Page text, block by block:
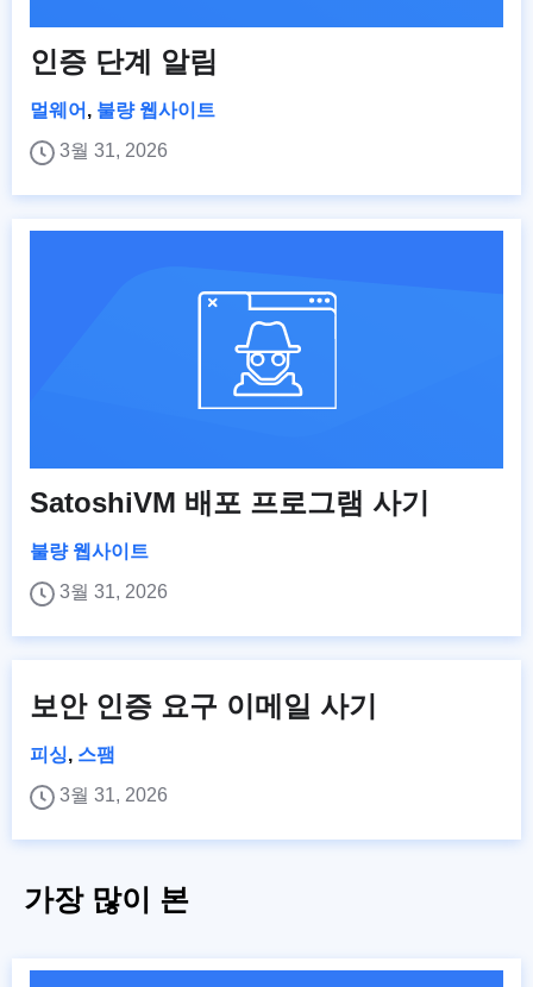
인증 단계 알림
멀웨어 , 불량 웹사이트
3월 31, 2026
SatoshiVM 배포 프로그램 사기
불량 웹사이트
3월 31, 2026
보안 인증 요구 이메일 사기
피싱, 스팸
3월 31, 2026
가장 많이 본